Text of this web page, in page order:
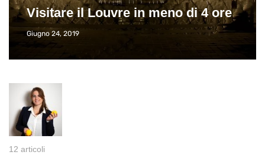
Visitare il Louvre in meno di 4 ore
Giugno 24, 2019
12 articoli